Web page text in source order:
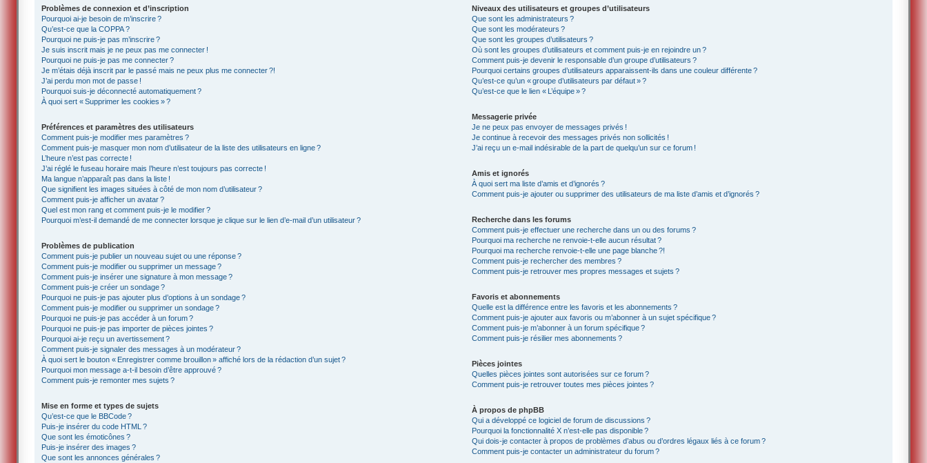
Problèmes de connexion et d’inscription
Pourquoi ai-je besoin de m’inscrire ?
Qu’est-ce que la COPPA ?
Pourquoi ne puis-je pas m’inscrire ?
Je suis inscrit mais je ne peux pas me connecter !
Pourquoi ne puis-je pas me connecter ?
Je m’étais déjà inscrit par le passé mais ne peux plus me connecter ?!
J’ai perdu mon mot de passe !
Pourquoi suis-je déconnecté automatiquement ?
À quoi sert « Supprimer les cookies » ?
Préférences et paramètres des utilisateurs
Comment puis-je modifier mes paramètres ?
Comment puis-je masquer mon nom d’utilisateur de la liste des utilisateurs en ligne ?
L’heure n’est pas correcte !
J’ai réglé le fuseau horaire mais l’heure n’est toujours pas correcte !
Ma langue n’apparaît pas dans la liste !
Que signifient les images situées à côté de mon nom d’utilisateur ?
Comment puis-je afficher un avatar ?
Quel est mon rang et comment puis-je le modifier ?
Pourquoi m’est-il demandé de me connecter lorsque je clique sur le lien d’e-mail d’un utilisateur ?
Problèmes de publication
Comment puis-je publier un nouveau sujet ou une réponse ?
Comment puis-je modifier ou supprimer un message ?
Comment puis-je insérer une signature à mon message ?
Comment puis-je créer un sondage ?
Pourquoi ne puis-je pas ajouter plus d’options à un sondage ?
Comment puis-je modifier ou supprimer un sondage ?
Pourquoi ne puis-je pas accéder à un forum ?
Pourquoi ne puis-je pas importer de pièces jointes ?
Pourquoi ai-je reçu un avertissement ?
Comment puis-je signaler des messages à un modérateur ?
À quoi sert le bouton « Enregistrer comme brouillon » affiché lors de la rédaction d’un sujet ?
Pourquoi mon message a-t-il besoin d’être approuvé ?
Comment puis-je remonter mes sujets ?
Mise en forme et types de sujets
Qu’est-ce que le BBCode ?
Puis-je insérer du code HTML ?
Que sont les émoticônes ?
Puis-je insérer des images ?
Que sont les annonces générales ?
Niveaux des utilisateurs et groupes d’utilisateurs
Que sont les administrateurs ?
Que sont les modérateurs ?
Que sont les groupes d’utilisateurs ?
Où sont les groupes d’utilisateurs et comment puis-je en rejoindre un ?
Comment puis-je devenir le responsable d’un groupe d’utilisateurs ?
Pourquoi certains groupes d’utilisateurs apparaissent-ils dans une couleur différente ?
Qu’est-ce qu’un « groupe d’utilisateurs par défaut » ?
Qu’est-ce que le lien « L’équipe » ?
Messagerie privée
Je ne peux pas envoyer de messages privés !
Je continue à recevoir des messages privés non sollicités !
J’ai reçu un e-mail indésirable de la part de quelqu’un sur ce forum !
Amis et ignorés
À quoi sert ma liste d’amis et d’ignorés ?
Comment puis-je ajouter ou supprimer des utilisateurs de ma liste d’amis et d’ignorés ?
Recherche dans les forums
Comment puis-je effectuer une recherche dans un ou des forums ?
Pourquoi ma recherche ne renvoie-t-elle aucun résultat ?
Pourquoi ma recherche renvoie-t-elle une page blanche ?!
Comment puis-je rechercher des membres ?
Comment puis-je retrouver mes propres messages et sujets ?
Favoris et abonnements
Quelle est la différence entre les favoris et les abonnements ?
Comment puis-je ajouter aux favoris ou m’abonner à un sujet spécifique ?
Comment puis-je m’abonner à un forum spécifique ?
Comment puis-je résilier mes abonnements ?
Pièces jointes
Quelles pièces jointes sont autorisées sur ce forum ?
Comment puis-je retrouver toutes mes pièces jointes ?
À propos de phpBB
Qui a développé ce logiciel de forum de discussions ?
Pourquoi la fonctionnalité X n’est-elle pas disponible ?
Qui dois-je contacter à propos de problèmes d’abus ou d’ordres légaux liés à ce forum ?
Comment puis-je contacter un administrateur du forum ?